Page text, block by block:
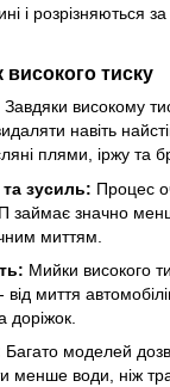
і розрізняються
тиску
Завдяки високому
навіть
плями, іржу та
та зусиль: Процес
значно
миттям.
Мийки високого
від миття
доріжок.
Багато моделей
менше води, ніж